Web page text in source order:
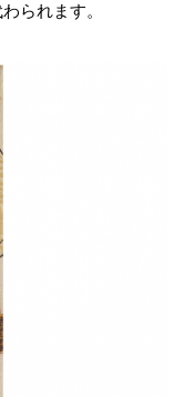
られます。